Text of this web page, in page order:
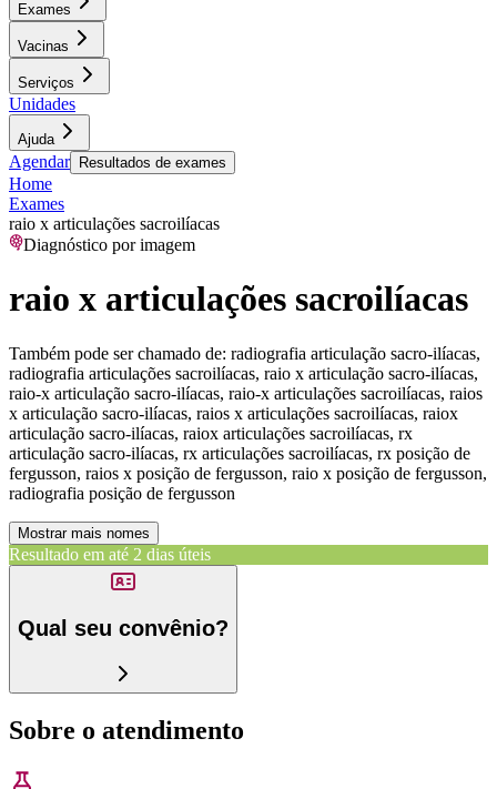
Exames
Vacinas
Serviços
Unidades
Ajuda
Agendar Resultados de exames
Home
Exames
raio x articulações sacroilíacas
Diagnóstico por imagem
raio x articulações sacroilíacas
Também pode ser chamado de: radiografia articulação sacro-ilíacas,
radiografia articulações sacroilíacas, raio x articulação sacro-ilíacas,
raio-x articulação sacro-ilíacas, raio-x articulações sacroilíacas, raios
x articulação sacro-ilíacas, raios x articulações sacroilíacas, raiox
articulação sacro-ilíacas, raiox articulações sacroilíacas, rx
articulação sacro-ilíacas, rx articulações sacroilíacas, rx posição de
fergusson, raios x posição de fergusson, raio x posição de fergusson,
radiografia posição de fergusson
Mostrar mais nomes
Resultado em até 2 dias úteis
Qual seu convênio?
Sobre o atendimento